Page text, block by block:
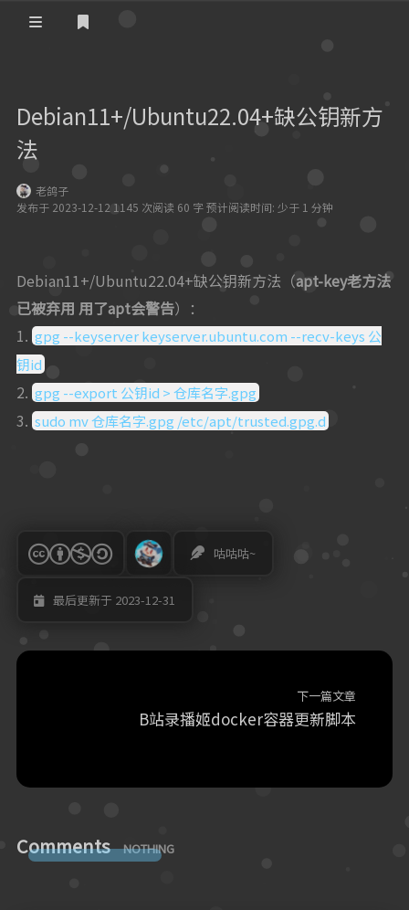
教程
3D打印
折腾
Debian11+/Ubuntu22.04+缺公钥新方
法
老鸽子
发布于 2023-12-12 1145 次阅读 60 字 预计阅读时间: 少于 1 分钟
Debian11+/Ubuntu22.04+缺公钥新方法（apt-key老方法
已被弃用 用了apt会警告）：
1. gpg --keyserver keyserver.ubuntu.com --recv-keys 公
钥id
2. gpg --export 公钥id > 仓库名字.gpg
3. sudo mv 仓库名字.gpg /etc/apt/trusted.gpg.d
咕咕咕~
最后更新于 2023-12-31
下一篇文章
B站录播姬docker容器更新脚本
Comments NOTHING